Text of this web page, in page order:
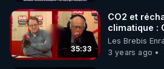
35:33
CO2 et
climatique :
Gérondeau
chiffres”.
Les Brebis
3 years ago